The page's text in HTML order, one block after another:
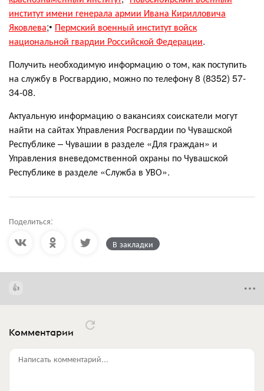
институт имени генерала армии Ивана Кирилловича
Яковлева;• Пермский военный институт войск
национальной гвардии Российской Федерации.
Получить необходимую информацию о том, как поступить
на службу в Росгвардию, можно по телефону 8 (8352) 57-
34-08.
Актуальную информацию о вакансиях соискатели могут
найти на сайтах Управления Росгвардии по Чувашской
Республике – Чувашии в разделе «Для граждан» и
Управления вневедомственной охраны по Чувашской
Республике в разделе «Служба в УВО».
Поделиться:
В закладки
Комментарии
Написать комментарий...